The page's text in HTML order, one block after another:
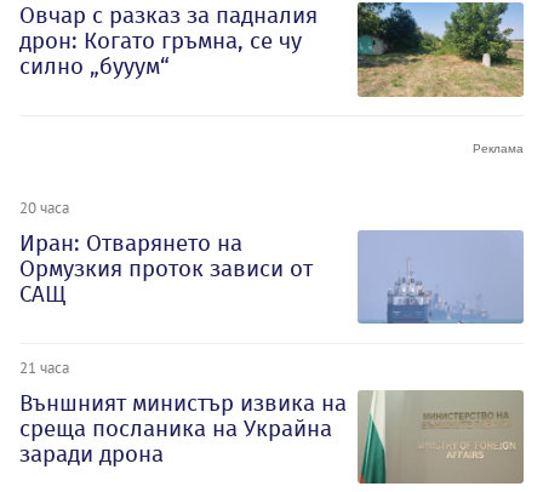
Овчар с разказ за падналия
дрон: Когато гръмна, се чу
силно „бууум“
20 часа
Иран: Отварянето на
Ормузкия проток зависи от
САЩ
21 часа
Външният министър извика на
среща посланика на Украйна
заради дрона